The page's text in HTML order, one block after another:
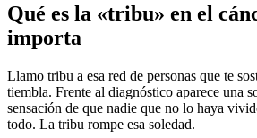
Qué es la «tribu» en el
importa
Llamo tribu a esa red de personas que te
tiembla. Frente al diagnóstico aparece una
sensación de que nadie que no lo haya
todo. La tribu rompe esa soledad.